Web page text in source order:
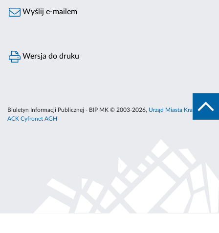
Wyślij e-mailem
Wersja do druku
Biuletyn Informacji Publicznej - BIP MK © 2003-2026, Urząd Miasta Krakowa
ACK Cyfronet AGH